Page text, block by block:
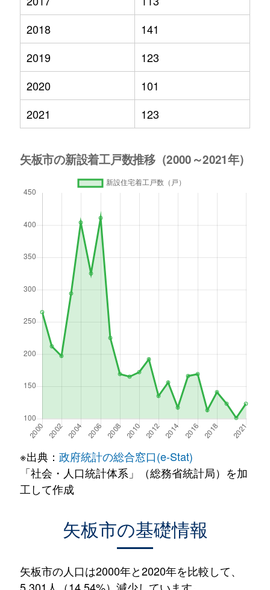
2018
141
2019
123
2020
101
2021
123
※出典： 政府統計の総合窓口(e-Stat)
「社会・人口統計体系」（総務省統計局）を加
工して作成
矢板市の基礎情報
矢板市の人口は2000年と2020年を比較して、